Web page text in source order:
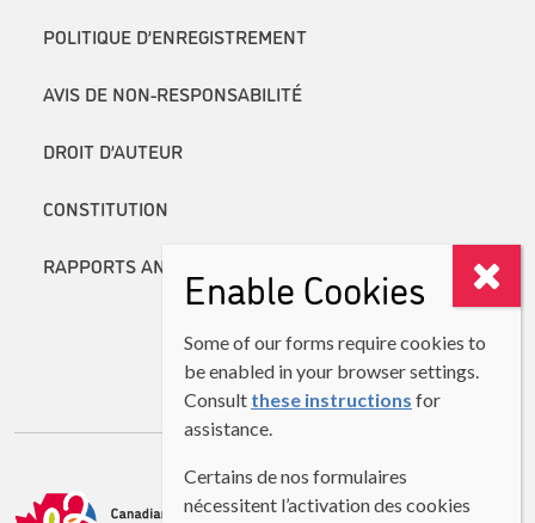
POLITIQUE D’ENREGISTREMENT
AVIS DE NON-RESPONSABILITÉ
DROIT D’AUTEUR
CONSTITUTION
RAPPORTS ANNUELSEnable Cookies
Some of our forms require cookies to
be enabled in your browser settings.
Consult these instructions for
assistance.
Certains de nos formulaires
nécessitent l’activation des cookies